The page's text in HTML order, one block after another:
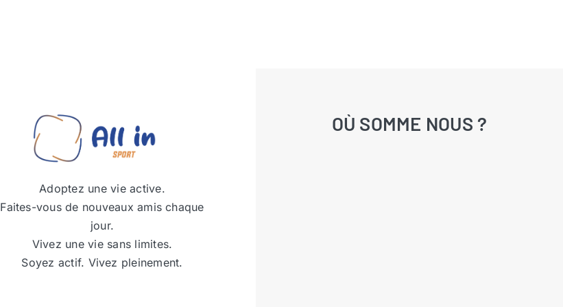
Adoptez une vie active.
Faites-vous de nouveaux amis chaque
jour.
Vivez une vie sans limites.
Soyez actif. Vivez pleinement.
OÙ SOMME NOUS ?